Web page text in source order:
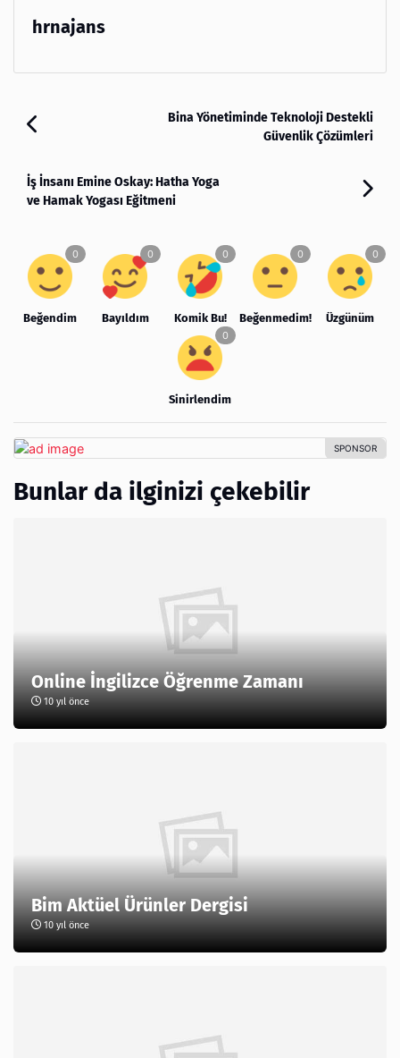
hrnajans
Bina Yönetiminde Teknoloji Destekli
Güvenlik Çözümleri
İş İnsanı Emine Oskay: Hatha Yoga
ve Hamak Yogası Eğitmeni
Beğendim Bayıldım Komik Bu! Beğenmedim! Üzgünüm
Sinirlendim
Bunlar da ilginizi çekebilir
Online İngilizce Öğrenme Zamanı
10 yıl önce
Bim Aktüel Ürünler Dergisi
10 yıl önce